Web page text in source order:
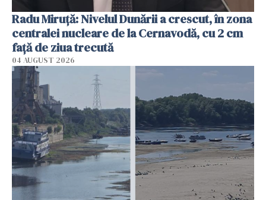
Radu Miruţă: Nivelul Dunării a crescut, în zona
centralei nucleare de la Cernavodă, cu 2 cm
faţă de ziua trecută
04 AUGUST 2026